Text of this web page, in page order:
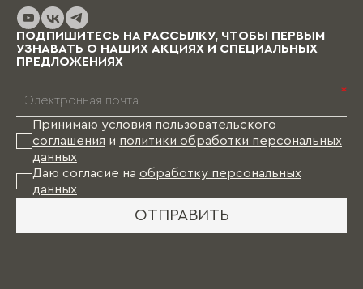
ПОДПИШИТЕСЬ НА РАССЫЛКУ, ЧТОБЫ ПЕРВЫМ
УЗНАВАТЬ О НАШИХ АКЦИЯХ И СПЕЦИАЛЬНЫХ
ПРЕДЛОЖЕНИЯХ
*
Принимаю условия пользовательского
соглашения и политики обработки персональных
данных
Даю согласие на обработку персональных
данных
ОТПРАВИТЬ